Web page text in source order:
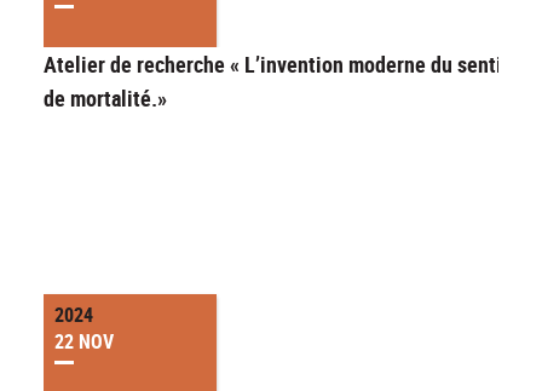
Atelier de recherche « L’invention moderne du
de mortalité.»
2024
22 NOV